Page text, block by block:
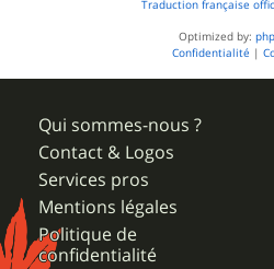
Traduction française
Optimized by:
Confidentialité |
Qui sommes-nous ?
Contact & Logos
Services pros
Mentions légales
Politique de
confidentialité